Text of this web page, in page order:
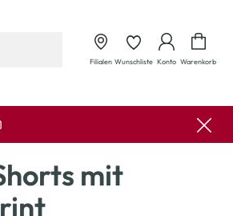
Filialen Wunschliste Konto Warenkorb
mit